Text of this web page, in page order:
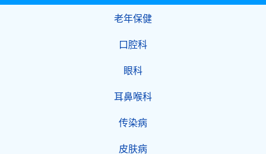
老年保健
口腔科
眼科
耳鼻喉科
传染病
皮肤病